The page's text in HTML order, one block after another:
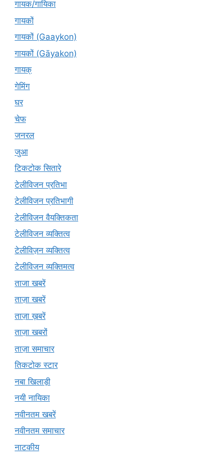
गायक/गायिका
गायकों
गायकों (Gaaykon)
गायकों (Gāyakon)
गायक्
गेमिंग
घर
चेफ
जनरल
जुआ
टिकटोक सितारे
टेलीविजन प्रतिभा
टेलीविजन प्रतिभागी
टेलीविजन वैयक्तिकता
टेलीविजन व्यक्तित्व
टेलीविज़न व्यक्तित्व
टेलीविजन व्यक्तिमत्व
ताजा खबरें
ताज़ा खबरें
ताज़ा ख़बरें
ताज़ा खबरों
ताज़ा समाचार
तिकटोक स्टार
नबा खिलाड़ी
नयी नायिका
नवीनतम खबरें
नवीनतम समाचार
नाटकीय